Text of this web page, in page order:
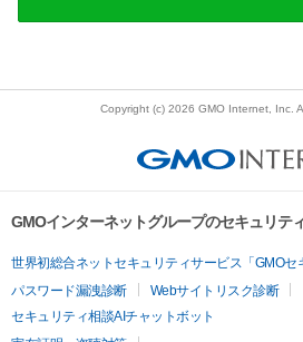
Copyright (c) 2026 GMO Internet, Inc.
GMOインターネットグループのセキュリテ
世界初総合ネットセキュリティサービス「GMOセ
パスワード漏洩診断
Webサイトリスク診断
セキュリティ相談AIチャットボット